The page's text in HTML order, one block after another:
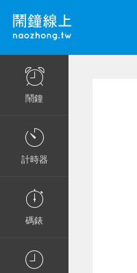
鬧鐘
計時器
碼錶